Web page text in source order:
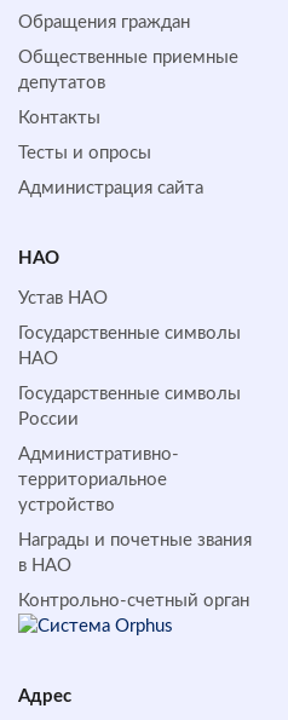
Обращения граждан
Общественные приемные
депутатов
Контакты
Тесты и опросы
Администрация сайта
НАО
Устав НАО
Государственные символы
НАО
Государственные символы
России
Административно-
территориальное
устройство
Награды и почетные звания
в НАО
Контрольно-счетный орган
Адрес